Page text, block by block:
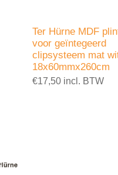
Ter Hürne MDF
voor geïntegeerd
clipsysteem mat
18x60mmx260cm
€17,50 incl. BTW